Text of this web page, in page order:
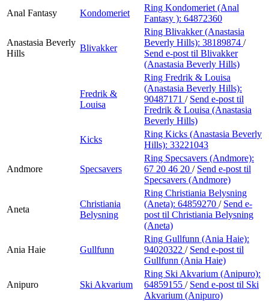
Anal Fantasy
Kondomeriet
Ring Kondomeriet (Anal
Fantasy ): 64872360
Anastasia Beverly
Hills
Blivakker
Ring Blivakker (Anastasia
Beverly Hills): 38189874 /
Send e-post til Blivakker
(Anastasia Beverly Hills)
Fredrik &
Louisa
Ring Fredrik & Louisa
(Anastasia Beverly Hills):
90487171 / Send e-post til
Fredrik & Louisa (Anastasia
Beverly Hills)
Kicks
Ring Kicks (Anastasia Beverly
Hills): 33221043
Andmore Specsavers
Ring Specsavers (Andmore):
67 20 46 20 / Send e-post til
Specsavers (Andmore)
Aneta
Christiania
Belysning
Ring Christiania Belysning
(Aneta): 64859270 / Send e-
post til Christiania Belysning
(Aneta)
Ania Haie Gullfunn
Ring Gullfunn (Ania Haie):
94020322 / Send e-post til
Gullfunn (Ania Haie)
Anipuro Ski Akvarium
Ring Ski Akvarium (Anipuro):
64859155 / Send e-post til Ski
Akvarium (Anipuro)